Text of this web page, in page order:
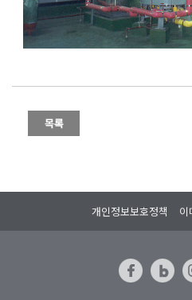
개인정보보호정책 이